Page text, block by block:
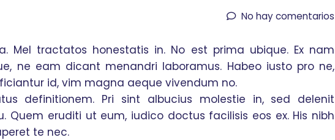
No hay comentarios
Mel tractatos honestatis in. No est prima ubique. Ex nam
ne eam dicant menandri laboramus. Habeo iusto pro ne,
id, vim magna aeque vivendum no.
definitionem. Pri sint albucius molestie in, sed delenit
Quem eruditi ut eum, iudico doctus facilisis eos ex. His nibh
te nec.